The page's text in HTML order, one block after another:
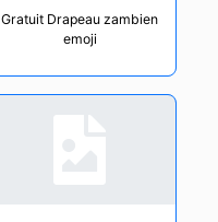
Gratuit Drapeau zambien
emoji